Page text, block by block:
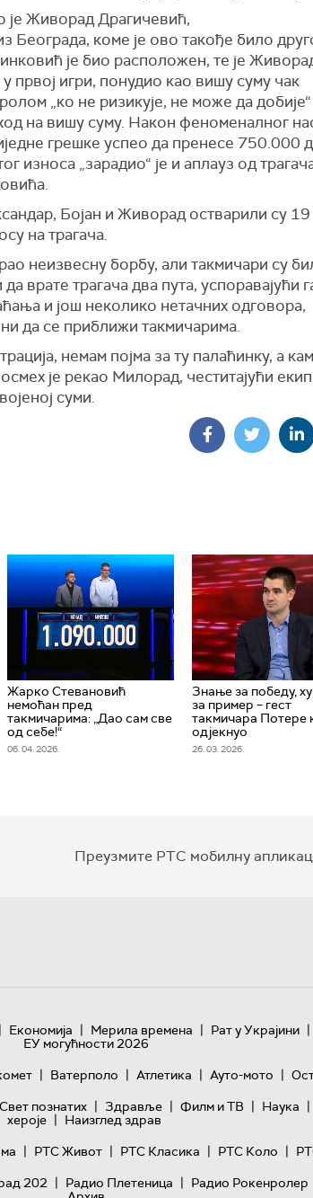
је Живорад Драгичевић,
Београда, коме је ово такође било
је био расположен, те је
првој игри, понудио као вишу суму чак
„ко не ризикује, не може да добије“
на вишу суму. Након феноменалног
иједне грешке успео да пренесе 750.000
износа „зарадио“ је и аплауз од
Бојан и Живорад остварили су 19
на трагача.
неизвесну борбу, али такмичари су
врате трагача два пута, успоравајући
и још неколико нетачних одговора,
да се приближи такмичарима.
немам појма за ту палаћинку, а
је рекао Милорад, честитајући
суми.
Жарко Стевановић
немоћан пред
такмичарима: „Дао сам све
од себе!“
06. 04. 2026.
Знање за победу,
за пример – гест
такмичара Потере
одјекнуо
26. 03. 2026.
Преузмите РТС мобилну
| Економија | Мерила времена | Рат у Украјини |
ЕУ могућности 2026
| Ватерполо | Атлетика | Ауто-мото |
Свет познатих | Здравље | Филм и ТВ | Наука |
хероје | Наизглед здрав
| РТС Живот | РТС Класика | РТС Коло |
202 | Радио Плетеница | Радио Рокенролер